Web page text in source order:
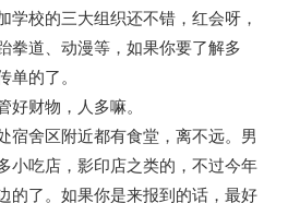
学校的三大组织还不错，红会呀，
拳道、动漫等，如果你要了解多
的了。
财物，人多嘛。
宿舍区附近都有食堂，离不远。男
小吃店，影印店之类的，不过今年
的了。如果你是来报到的话，最好